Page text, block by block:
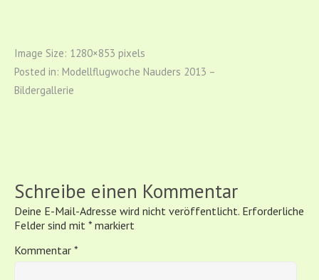
Image Size: 1280×853 pixels
Posted in: Modellflugwoche Nauders 2013 –
Bildergallerie
Schreibe einen Kommentar
Deine E-Mail-Adresse wird nicht veröffentlicht. Erforderliche
Felder sind mit * markiert
Kommentar *